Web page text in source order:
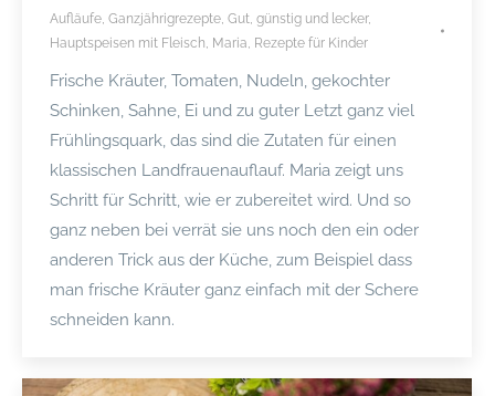
Aufläufe Ganzjährigrezepte Gut, günstig und lecker,
Hauptspeisen mit Fleisch Maria Rezepte für Kinder
Frische Kräuter, Tomaten, Nudeln, gekochter
Schinken, Sahne, Ei und zu guter Letzt ganz viel
Frühlingsquark, das sind die Zutaten für einen
klassischen Landfrauenauflauf. Maria zeigt uns
Schritt für Schritt, wie er zubereitet wird. Und so
ganz neben bei verrät sie uns noch den ein oder
anderen Trick aus der Küche, zum Beispiel dass
man frische Kräuter ganz einfach mit der Schere
schneiden kann.